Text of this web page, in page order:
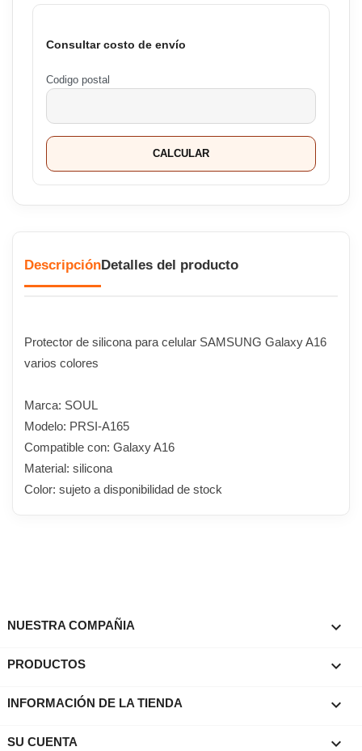
Consultar costo de envío
Codigo postal
CALCULAR
DescripciónDetalles del producto
Protector de silicona para celular SAMSUNG Galaxy A16
varios colores
Marca: SOUL
Modelo: PRSI-A165
Compatible con: Galaxy A16
Material: silicona
Color: sujeto a disponibilidad de stock
NUESTRA COMPAÑIA 
PRODUCTOS 
INFORMACIÓN DE LA TIENDA keyboard_arrow_down
SU CUENTA 